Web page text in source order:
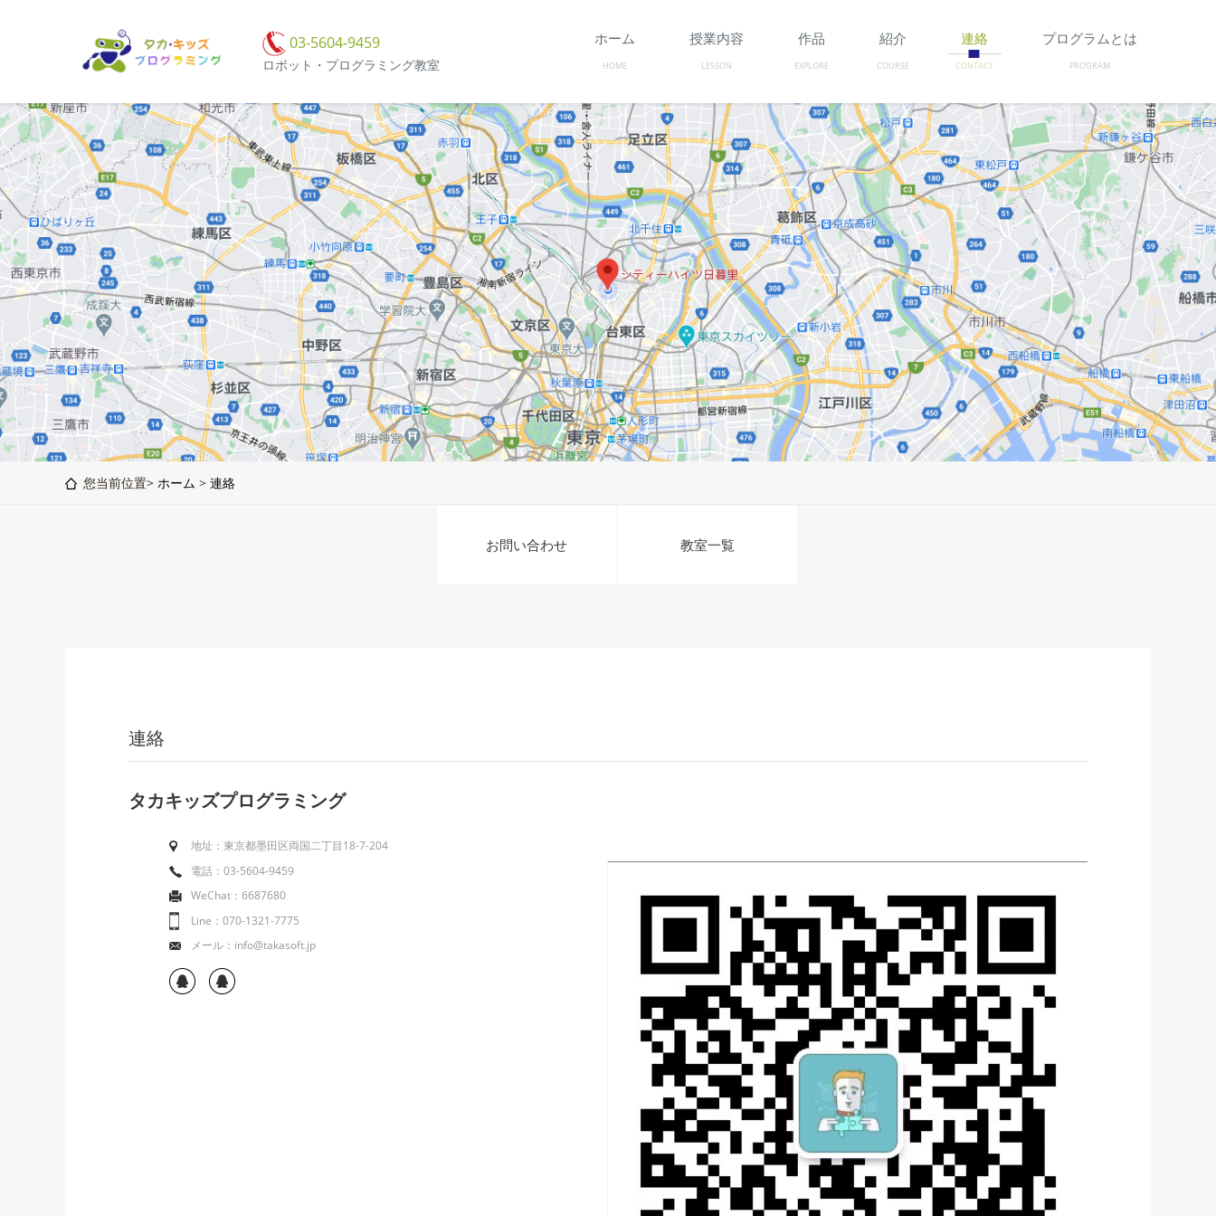
03-5604-9459
ロボット・プログラミング教室
ホーム
HOME
授業内容
LESSON
作品
EXPLORE
紹介
COURSE
連絡
CONTACT
プログラムとは
PROGRAM
您当前位置> ホーム > 連絡
お問い合わせ 教室一覧
連絡
タカキッズプログラミング
地址：東京都墨田区両国二丁目18-7-204
電話：03-5604-9459
WeChat：6687680
Line：070-1321-7775
メール：info@takasoft.jp